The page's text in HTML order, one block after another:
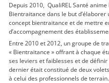
Depuis 2010, QualiREL Santé
Bientraitance dans le but
concept bientraitance et de mettre
d’accompagnement des
Entre 2010 et 2012, un groupe de
« Bientraitance » offrant à chaque
ses leviers et faiblesses et de
dernier était constitué de deux
à celui des professionnels de terrain.